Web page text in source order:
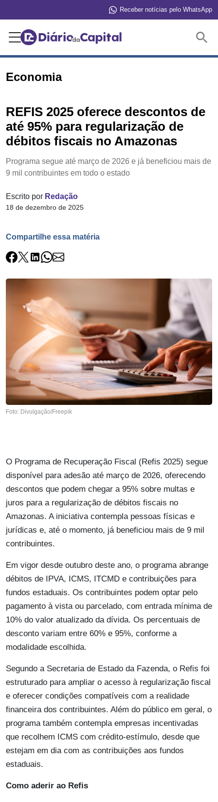
Receber notícias pelo WhatsApp
Economia
REFIS 2025 oferece descontos de
até 95% para regularização de
débitos fiscais no Amazonas
Programa segue até março de 2026 e já beneficiou mais de
9 mil contribuintes em todo o estado
Escrito por Redação
18 de dezembro de 2025
Compartilhe essa matéria
Foto: Divulgação/Freepik
O Programa de Recuperação Fiscal (Refis 2025) segue
disponível para adesão até março de 2026, oferecendo
descontos que podem chegar a 95% sobre multas e
juros para a regularização de débitos fiscais no
Amazonas. A iniciativa contempla pessoas físicas e
jurídicas e, até o momento, já beneficiou mais de 9 mil
contribuintes.
Em vigor desde outubro deste ano, o programa abrange
débitos de IPVA, ICMS, ITCMD e contribuições para
fundos estaduais. Os contribuintes podem optar pelo
pagamento à vista ou parcelado, com entrada mínima de
10% do valor atualizado da dívida. Os percentuais de
desconto variam entre 60% e 95%, conforme a
modalidade escolhida.
Segundo a Secretaria de Estado da Fazenda, o Refis foi
estruturado para ampliar o acesso à regularização fiscal
e oferecer condições compatíveis com a realidade
financeira dos contribuintes. Além do público em geral, o
programa também contempla empresas incentivadas
que recolhem ICMS com crédito-estímulo, desde que
estejam em dia com as contribuições aos fundos
estaduais.
Como aderir ao Refis